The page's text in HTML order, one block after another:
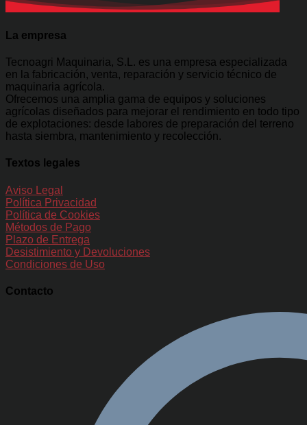
La empresa
Tecnoagri Maquinaria, S.L. es una empresa especializada
en la fabricación, venta, reparación y servicio técnico de
maquinaria agrícola.
Ofrecemos una amplia gama de equipos y soluciones
agrícolas diseñados para mejorar el rendimiento en todo tipo
de explotaciones: desde labores de preparación del terreno
hasta siembra, mantenimiento y recolección.
Textos legales
Aviso Legal
Política Privacidad
Política de Cookies
Métodos de Pago
Plazo de Entrega
Desistimiento y Devoluciones
Condiciones de Uso
Contacto